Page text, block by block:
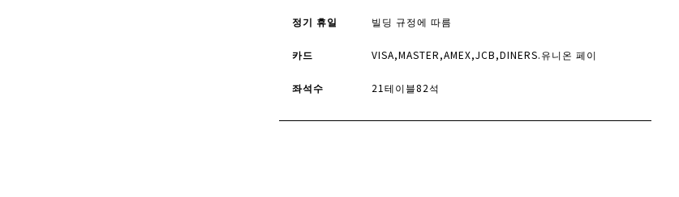
정기 휴일 빌딩 규정에 따름
카드 VISA,MASTER,AMEX,JCB,DINERS.유니온 페이
좌석수 21테이블82석